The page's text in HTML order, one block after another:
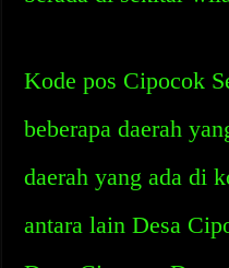
Kode pos Cipocok
beberapa daerah
daerah yang ada di
antara lain Desa